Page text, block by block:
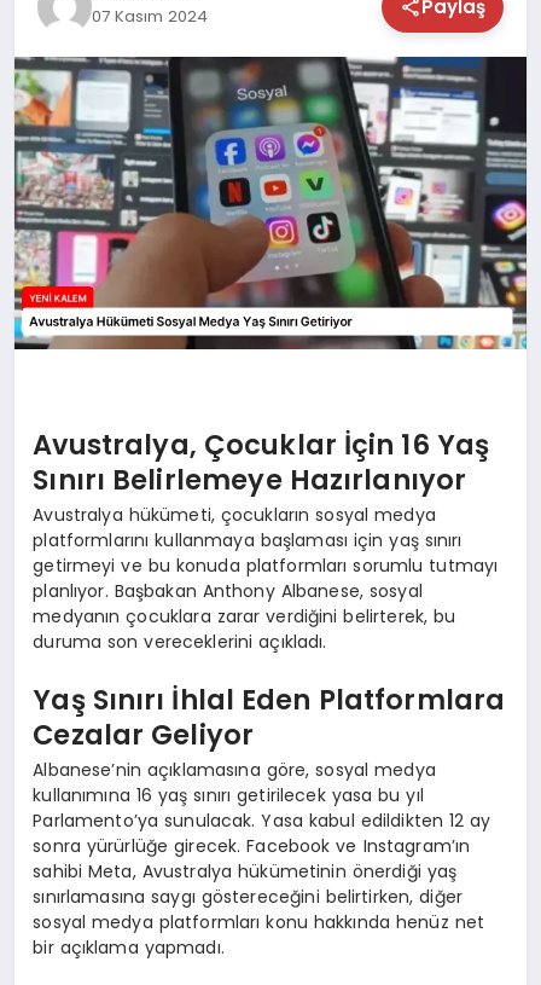
TEKNOLOJİ
SAĞLIK
MAGAZİN
EĞİTİM
07 Kasım 2024 Paylaş
Avustralya, Çocuklar İçin 16 Yaş
Sınırı Belirlemeye Hazırlanıyor
Avustralya hükümeti, çocukların sosyal medya
platformlarını kullanmaya başlaması için yaş sınırı
getirmeyi ve bu konuda platformları sorumlu tutmayı
planlıyor. Başbakan Anthony Albanese, sosyal
medyanın çocuklara zarar verdiğini belirterek, bu
duruma son vereceklerini açıkladı.
Yaş Sınırı İhlal Eden Platformlara
Cezalar Geliyor
Albanese’nin açıklamasına göre, sosyal medya
kullanımına 16 yaş sınırı getirilecek yasa bu yıl
Parlamento’ya sunulacak. Yasa kabul edildikten 12 ay
sonra yürürlüğe girecek. Facebook ve Instagram’ın
sahibi Meta, Avustralya hükümetinin önerdiği yaş
sınırlamasına saygı göstereceğini belirtirken, diğer
sosyal medya platformları konu hakkında henüz net
bir açıklama yapmadı.